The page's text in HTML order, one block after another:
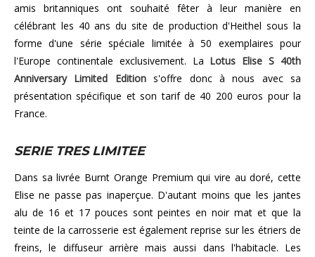
amis britanniques ont souhaité fêter à leur manière en
célébrant les 40 ans du site de production d'Heithel sous la
forme d'une série spéciale limitée à 50 exemplaires pour
l'Europe continentale exclusivement. La Lotus Elise S 40th
Anniversary Limited Editions'offre donc à nous avec sa
présentation spécifique et son tarif de 40 200 euros pour la
France.
SERIE TRES LIMITEE
Dans sa livrée Burnt Orange Premium qui vire au doré, cette
Elise ne passe pas inaperçue. D'autant moins que les jantes
alu de 16 et 17 pouces sont peintes en noir mat et que la
teinte de la carrosserie est également reprise sur les étriers de
freins, le diffuseur arrière mais aussi dans l'habitacle. Les